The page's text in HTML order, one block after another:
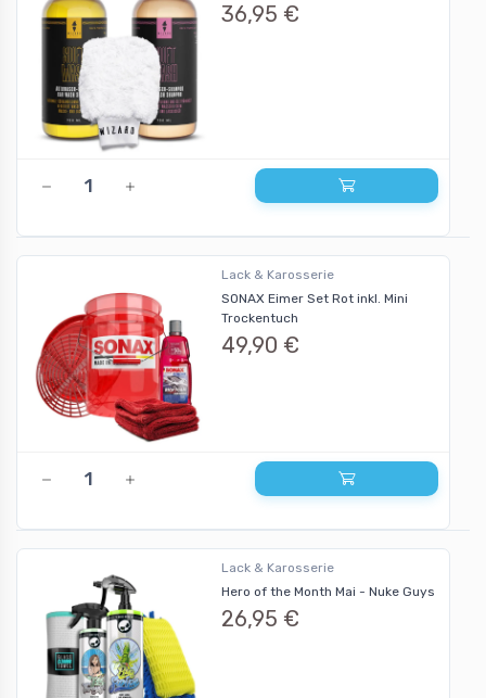
36,95 €
Lack & Karosserie
SONAX Eimer Set Rot inkl. Mini
Trockentuch
49,90 €
Lack & Karosserie
Hero of the Month Mai - Nuke Guys
26,95 €